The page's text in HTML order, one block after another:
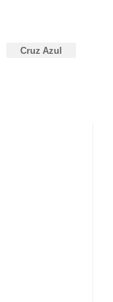
Cruz Azul